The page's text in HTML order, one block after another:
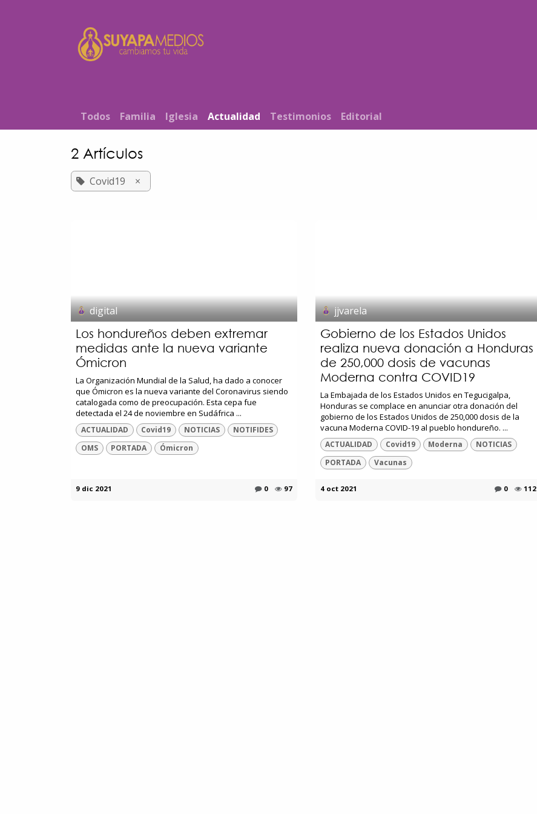
T​od​​os Familia Iglesia Actualidad Testimonios Editorial
2 Artículos
Covid19 ×
digital
Los hondureños deben extremar
medidas ante la nueva variante
Ómicron
La Organización Mundial de la Salud, ha dado a conocer
que Ómicron es la nueva variante del Coronavirus siendo
catalogada como de preocupación. Esta cepa fue
detectada el 24 de noviembre en Sudáfrica ...
ACTUALIDAD Covid19 NOTICIAS
NOTIFIDES
OMS
PORTADA Ómicron
9 dic 2021 0 97
jjvarela
Gobierno de los Estados Unidos
realiza nueva donación a Honduras
de 250,000 dosis de vacunas
Moderna contra COVID19
La Embajada de los Estados Unidos en Tegucigalpa,
Honduras se complace en anunciar otra donación del
gobierno de los Estados Unidos de 250,000 dosis de la
vacuna Moderna COVID-19 al pueblo hondureño. ...
ACTUALIDAD Covid19 Moderna
NOTICIAS
PORTADA
Vacunas
4 oct 2021 0 112